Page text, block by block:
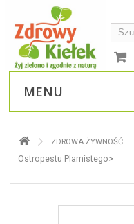
MENU
ZDROWA ŻYWNOŚĆ
Ostropestu Plamistego>